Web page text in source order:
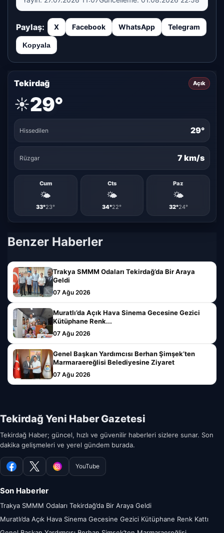
Paylaş: X Facebook WhatsApp Telegram
Kopyala
Tekirdağ Açık
☀️29°
Hissedilen 29°
Rüzgar 7 km/s
Cum
🌤️
33°23°
Cts
🌤️
34°22°
Paz
🌤️
32°24°
Benzer Haberler
Trakya SMMM Odaları Tekirdağ’da Bir Araya
Geldi
07 Ağu 2026
Muratlı’da Açık Hava Sinema Gecesine Gezici
Kütüphane Renk...
07 Ağu 2026
Genel Başkan Yardımcısı Berhan Şimşek’ten
Marmaraereğlisi Belediyesine Ziyaret
07 Ağu 2026
Tekirdağ Yeni Haber Gazetesi
Tekirdağ Haber; güncel, hızlı ve güvenilir haberleri sizlere sunar. Son
dakika gelişmeleri ve yerel gündem burada.
Facebook
X InstagramYouTube
Son Haberler
Trakya SMMM Odaları Tekirdağ’da Bir Araya Geldi
Muratlı’da Açık Hava Sinema Gecesine Gezici Kütüphane Renk Kattı